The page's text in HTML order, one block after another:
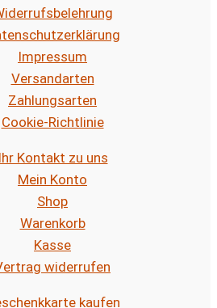
Impressum
Versandarten
Zahlungsarten
Cookie-Richtlinie
Ihr Kontakt zu uns
Mein Konto
Shop
Warenkorb
Kasse
widerrufen
kaufen